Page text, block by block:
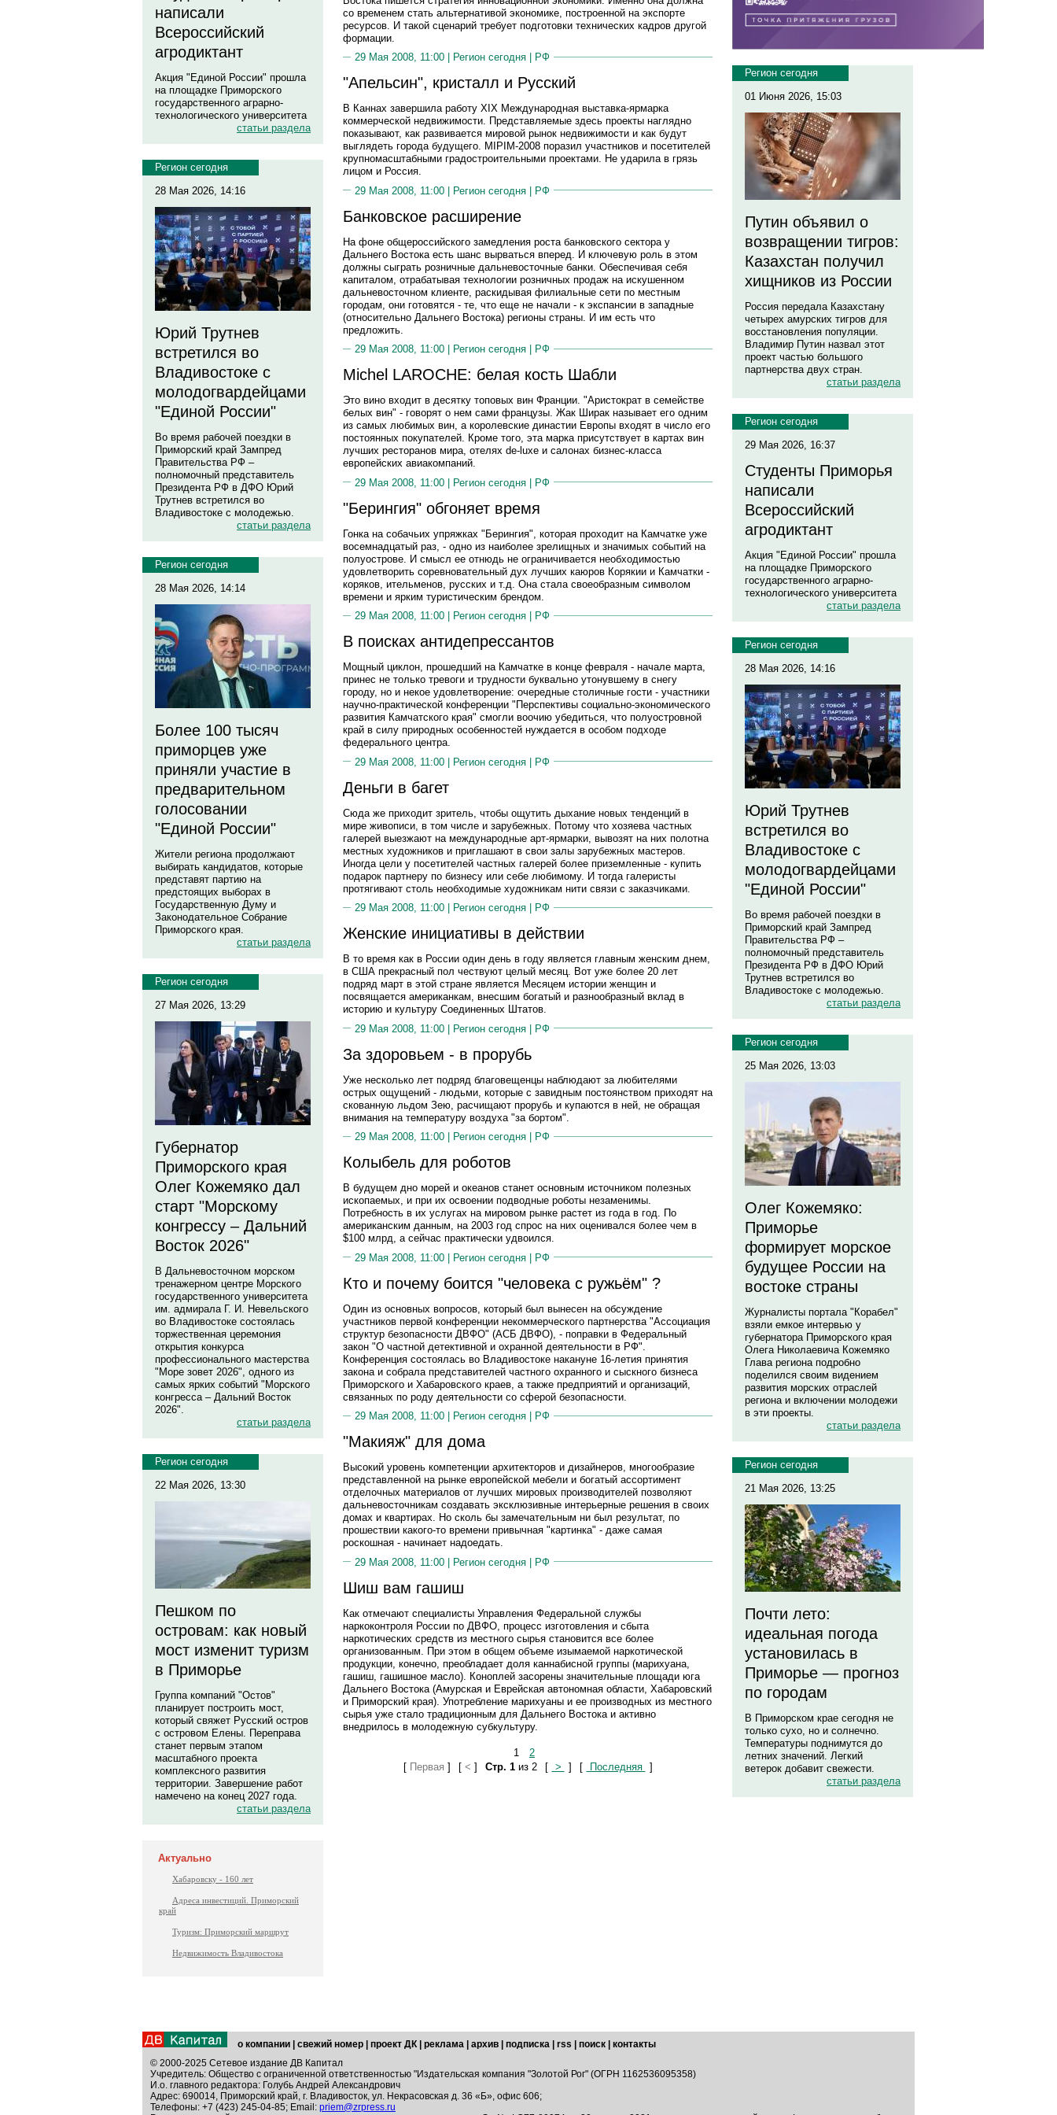
написали
Всероссийский
агродиктант
Акция "Единой России" прошла
на площадке Приморского
государственного аграрно-
технологического университета
статьи раздела
Регион сегодня
28 Мая 2026, 14:16
Юрий Трутнев
встретился во
Владивостоке с
молодогвардейцами
"Единой России"
Во время рабочей поездки в
Приморский край Зампред
Правительства РФ –
полномочный представитель
Президента РФ в ДФО Юрий
Трутнев встретился во
Владивостоке с молодежью.
статьи раздела
Регион сегодня
28 Мая 2026, 14:14
Более 100 тысяч
приморцев уже
приняли участие в
предварительном
голосовании
"Единой России"
Жители региона продолжают
выбирать кандидатов, которые
представят партию на
предстоящих выборах в
Государственную Думу и
Законодательное Собрание
Приморского края.
статьи раздела
Регион сегодня
27 Мая 2026, 13:29
Губернатор
Приморского края
Олег Кожемяко дал
старт "Морскому
конгрессу – Дальний
Восток 2026"
В Дальневосточном морском
тренажерном центре Морского
государственного университета
им. адмирала Г. И. Невельского
во Владивостоке состоялась
торжественная церемония
открытия конкурса
профессионального мастерства
"Море зовет 2026", одного из
самых ярких событий "Морского
конгресса – Дальний Восток
2026".
статьи раздела
Регион сегодня
22 Мая 2026, 13:30
Пешком по
островам: как новый
мост изменит туризм
в Приморье
Группа компаний "Остов"
планирует построить мост,
который свяжет Русский остров
с островом Елены. Переправа
станет первым этапом
масштабного проекта
комплексного развития
территории. Завершение работ
намечено на конец 2027 года.
статьи раздела
Актуально
Хабаровску - 160 лет
Адреса инвестиций. Приморский
край
Туризм: Приморский маршрут
Недвижимость Владивостока
со временем стать альтернативой экономике, построенной на экспорте
ресурсов. И такой сценарий требует подготовки технических кадров другой
формации.
29 Мая 2008, 11:00 |
Регион сегодня РФ
"Апельсин", кристалл и Русский
В Каннах завершила работу XIX Международная выставка-ярмарка
коммерческой недвижимости. Представляемые здесь проекты наглядно
показывают, как развивается мировой рынок недвижимости и как будут
выглядеть города будущего. MIPIM-2008 поразил участников и посетителей
крупномасштабными градостроительными проектами. Не ударила в грязь
лицом и Россия.
29 Мая 2008, 11:00 | Регион сегодня | РФ
Банковское расширение
На фоне общероссийского замедления роста банковского сектора у
Дальнего Востока есть шанс вырваться вперед. И ключевую роль в этом
должны сыграть розничные дальневосточные банки. Обеспечивая себя
капиталом, отрабатывая технологии розничных продаж на искушенном
дальневосточном клиенте, раскидывая филиальные сети по местным
городам, они готовятся - те, что еще не начали - к экспансии в западные
(относительно Дальнего Востока) регионы страны. И им есть что
предложить.
29 Мая 2008, 11:00 |
Регион сегодня РФ
Michel LAROCHE: белая кость Шабли
Это вино входит в десятку топовых вин Франции. "Аристократ в семействе
белых вин" - говорят о нем сами французы. Жак Ширак называет его одним
из самых любимых вин, а королевские династии Европы входят в число его
постоянных покупателей. Кроме того, эта марка присутствует в картах вин
лучших ресторанов мира, отелях de-luxe и салонах бизнес-класса
европейских авиакомпаний.
29 Мая 2008, 11:00 | Регион сегодня | РФ
"Берингия" обгоняет время
Гонка на собачьих упряжках "Берингия", которая проходит на Камчатке уже
восемнадцатый раз, - одно из наиболее зрелищных и значимых событий на
полуострове. И смысл ее отнюдь не ограничивается необходимостью
удовлетворить соревновательный дух лучших каюров Корякии и Камчатки -
коряков, ительменов, русских и т.д. Она стала своеобразным символом
времени и ярким туристическим брендом.
29 Мая 2008, 11:00 |
Регион сегодня РФ
В поисках антидепрессантов
Мощный циклон, прошедший на Камчатке в конце февраля - начале марта,
принес не только тревоги и трудности буквально утонувшему в снегу
городу, но и некое удовлетворение: очередные столичные гости - участники
научно-практической конференции "Перспективы социально-экономического
развития Камчатского края" смогли воочию убедиться, что полуостровной
край в силу природных особенностей нуждается в особом подходе
федерального центра.
29 Мая 2008, 11:00 | Регион сегодня | РФ
Деньги в багет
Сюда же приходит зритель, чтобы ощутить дыхание новых тенденций в
мире живописи, в том числе и зарубежных. Потому что хозяева частных
галерей выезжают на международные арт-ярмарки, вывозят на них полотна
местных художников и приглашают в свои залы зарубежных мастеров.
Иногда цели у посетителей частных галерей более приземленные - купить
подарок партнеру по бизнесу или себе любимому. И тогда галеристы
протягивают столь необходимые художникам нити связи с заказчиками.
29 Мая 2008, 11:00 |
Регион сегодня РФ
Женские инициативы в действии
В то время как в России один день в году является главным женским днем,
в США прекрасный пол чествуют целый месяц. Вот уже более 20 лет
подряд март в этой стране является Месяцем истории женщин и
посвящается американкам, внесшим богатый и разнообразный вклад в
историю и культуру Соединенных Штатов.
29 Мая 2008, 11:00 | Регион сегодня | РФ
За здоровьем - в прорубь
Уже несколько лет подряд благовещенцы наблюдают за любителями
острых ощущений - людьми, которые с завидным постоянством приходят на
скованную льдом Зею, расчищают прорубь и купаются в ней, не обращая
внимания на температуру воздуха "за бортом".
29 Мая 2008, 11:00 |
Регион сегодня РФ
Колыбель для роботов
В будущем дно морей и океанов станет основным источником полезных
ископаемых, и при их освоении подводные роботы незаменимы.
Потребность в их услугах на мировом рынке растет из года в год. По
американским данным, на 2003 год спрос на них оценивался более чем в
$100 млрд, а сейчас практически удвоился.
29 Мая 2008, 11:00 | Регион сегодня | РФ
Кто и почему боится "человека с ружьём" ?
Один из основных вопросов, который был вынесен на обсуждение
участников первой конференции некоммерческого партнерства "Ассоциация
структур безопасности ДВФО" (АСБ ДВФО), - поправки в Федеральный
закон "О частной детективной и охранной деятельности в РФ".
Конференция состоялась во Владивостоке накануне 16-летия принятия
закона и собрала представителей частного охранного и сыскного бизнеса
Приморского и Хабаровского краев, а также предприятий и организаций,
связанных по роду деятельности со сферой безопасности.
29 Мая 2008, 11:00 |
Регион сегодня РФ
"Макияж" для дома
Высокий уровень компетенции архитекторов и дизайнеров, многообразие
представленной на рынке европейской мебели и богатый ассортимент
отделочных материалов от лучших мировых производителей позволяют
дальневосточникам создавать эксклюзивные интерьерные решения в своих
домах и квартирах. Но сколь бы замечательным ни был результат, по
прошествии какого-то времени привычная "картинка" - даже самая
роскошная - начинает надоедать.
29 Мая 2008, 11:00 | Регион сегодня | РФ
Шиш вам гашиш
Как отмечают специалисты Управления Федеральной службы
наркоконтроля России по ДВФО, процесс изготовления и сбыта
наркотических средств из местного сырья становится все более
организованным. При этом в общем объеме изымаемой наркотической
продукции, конечно, преобладает доля каннабисной группы (марихуана,
гашиш, гашишное масло). Коноплей засорены значительные площади юга
Дальнего Востока (Амурская и Еврейская автономная области, Хабаровский
и Приморский края). Употребление марихуаны и ее производных из местного
сырья уже стало традиционным для Дальнего Востока и активно
внедрилось в молодежную субкультуру.
1
2
[Первая ] [< ] Стр. 1из 2 [ > ] [ Последняя ]
Регион сегодня
01 Июня 2026, 15:03
Путин объявил о
возвращении тигров:
Казахстан получил
хищников из России
Россия передала Казахстану
четырех амурских тигров для
восстановления популяции.
Владимир Путин назвал этот
проект частью большого
партнерства двух стран.
статьи раздела
Регион сегодня
29 Мая 2026, 16:37
Студенты Приморья
написали
Всероссийский
агродиктант
Акция "Единой России" прошла
на площадке Приморского
государственного аграрно-
технологического университета
статьи раздела
Регион сегодня
28 Мая 2026, 14:16
Юрий Трутнев
встретился во
Владивостоке с
молодогвардейцами
"Единой России"
Во время рабочей поездки в
Приморский край Зампред
Правительства РФ –
полномочный представитель
Президента РФ в ДФО Юрий
Трутнев встретился во
Владивостоке с молодежью.
статьи раздела
Регион сегодня
25 Мая 2026, 13:03
Олег Кожемяко:
Приморье
формирует морское
будущее России на
востоке страны
Журналисты портала "Корабел"
взяли емкое интервью у
губернатора Приморского края
Олега Николаевича Кожемяко
Глава региона подробно
поделился своим видением
развития морских отраслей
региона и включении молодежи
в эти проекты.
статьи раздела
Регион сегодня
21 Мая 2026, 13:25
Почти лето:
идеальная погода
установилась в
Приморье — прогноз
по городам
В Приморском крае сегодня не
только сухо, но и солнечно.
Температуры поднимутся до
летних значений. Легкий
ветерок добавит свежести.
статьи раздела
о компании свежий номер проект ДК реклама архив подписка rss поиск
контакты
© 2000-2025 Сетевое издание ДВ Капитал
Учредитель: Общество с ограниченной ответственностью "Издательская компания "Золотой Рог" (ОГРН 1162536095358)
И.о. главного редактора: Голубь Андрей Александрович
Адрес: 690014, Приморский край, г. Владивосток, ул. Некрасовская д. 36 «Б», офис 606;
Телефоны: +7 (423) 245-04-85; Email: priem@zrpress.ru